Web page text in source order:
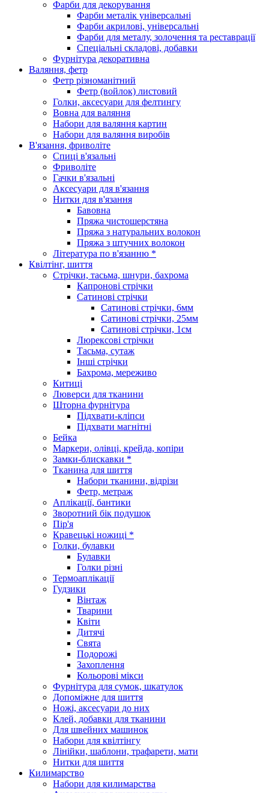
Фарби для декорування
Фарби металік універсальні
Фарби акрилові, універсальні
Фарби для металу, золочення та реставрації
Спеціальні складові, добавки
Фурнітура декоративна
Валяння, фетр
Фетр різноманітний
Фетр (войлок) листовий
Голки, аксесуари для фелтингу
Вовна для валяння
Набори для валяння картин
Набори для валяння виробів
В'язання, фриволіте
Спиці в'язальні
Фриволіте
Гачки в'язальні
Аксесуари для в'язання
Нитки для в'язання
Бавовна
Пряжа чистошерстяна
Пряжа з натуральних волокон
Пряжа з штучних волокон
Література по в'язанню *
Квілтінг, шиття
Стрічки, тасьма, шнури, бахрома
Капронові стрічки
Сатинові стрічки
Сатинові стрічки, 6мм
Сатинові стрічки, 25мм
Сатинові стрічки, 1см
Люрексові стрічки
Тасьма, сутаж
Інші стрічки
Бахрома, мереживо
Китиці
Люверси для тканини
Шторна фурнітура
Підхвати-кліпси
Підхвати магнітні
Бейка
Маркери, олівці, крейда, копіри
Замки-блискавки *
Тканина для шиття
Набори тканини, відрізи
Фетр, метраж
Аплікації, бантики
Зворотний бік подушок
Пір'я
Кравецькі ножиці *
Голки, булавки
Булавки
Голки різні
Термоаплікації
Гудзики
Вінтаж
Тварини
Квіти
Дитячі
Свята
Подорожі
Захоплення
Кольорові мікси
Фурнітура для сумок, шкатулок
Допоміжне для шиття
Ножі, аксесуари до них
Клей, добавки для тканини
Для швейних машинок
Набори для квілтінгу
Лінійки, шаблони, трафарети, мати
Нитки для шиття
Килимарство
Набори для килимарства